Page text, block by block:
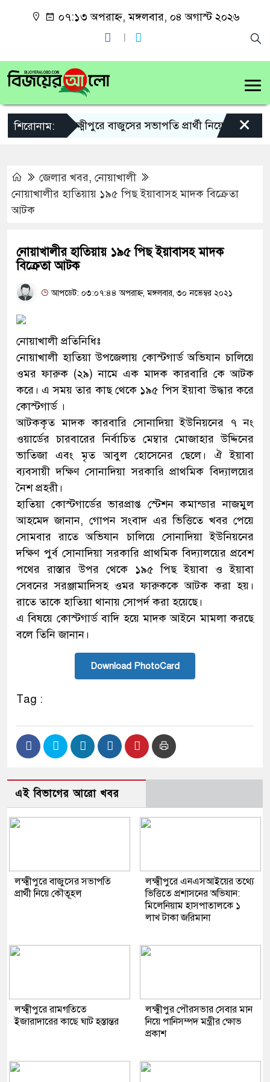
০৭:১৩ অপরাহ্ন, মঙ্গলবার, ০৪ অগাস্ট ২০২৬
শিরোনাম: লক্ষ্মীপুরে বাজুসের সভাপতি প্রার্থী নিয়ে কৌতূহল
×
জেলার খবর, নোয়াখালী
নোয়াখালীর হাতিয়ায় ১৯৫ পিছ ইয়াবাসহ মাদক বিক্রেতা
আটক
নোয়াখালীর হাতিয়ায় ১৯৫ পিছ ইয়াবাসহ মাদক
বিক্রেতা আটক
আপডেট: ০৩:০৭:৪৪ অপরাহ্ন, মঙ্গলবার, ৩০ নভেম্বর ২০২১
নোয়াখালী প্রতিনিধিঃ
নোয়াখালী হাতিয়া উপজেলায় কোস্টগার্ড অভিযান চালিয়ে
ওমর ফারুক (২৯) নামে এক মাদক কারবারি কে আটক
করে। এ সময় তার কাছ থেকে ১৯৫ পিস ইয়াবা উদ্ধার করে
কোস্টগার্ড ।
আটককৃত মাদক কারবারি সোনাদিয়া ইউনিয়নের ৭ নং
ওয়ার্ডের চারবারের নির্বাচিত মেম্বার মোজাহার উদ্দিনের
ভাতিজা এবং মৃত আবুল হোসেনের ছেলে। ঐ ইয়াবা
ব্যবসায়ী দক্ষিণ সোনাদিয়া সরকারি প্রাথমিক বিদ্যালয়ের
নৈশ প্রহরী।
হাতিয়া কোস্টগার্ডের ভারপ্রাপ্ত স্টেশন কমান্ডার নাজমুল
আহমেদ জানান, গোপন সংবাদ এর ভিত্তিতে খবর পেয়ে
সোমবার রাতে অভিযান চালিয়ে সোনাদিয়া ইউনিয়নের
দক্ষিণ পুর্ব সোনাদিয়া সরকারি প্রাথমিক বিদ্যালয়ের প্রবেশ
পথের রাস্তার উপর থেকে ১৯৫ পিছ ইয়াবা ও ইয়াবা
সেবনের সরঞ্জামাদিসহ ওমর ফারুককে আটক করা হয়।
রাতে তাকে হাতিয়া থানায় সোপর্দ করা হয়েছে।
এ বিষয়ে কোস্টগার্ড বাদি হয়ে মাদক আইনে মামলা করছে
বলে তিনি জানান।
Download PhotoCard
Tag :
এই বিভাগের আরো খবর
লক্ষ্মীপুরে বাজুসের সভাপতি
প্রার্থী নিয়ে কৌতূহল
লক্ষ্মীপুরে এনএসআইয়ের তথ্যে
ভিত্তিতে প্রশাসনের অভিযান:
মিলেনিয়াম হাসপাতালকে ১
লাখ টাকা জরিমানা
লক্ষ্মীপুরে রামগতিতে
ইজারাদারের কাছে ঘাট হস্তান্তর
লক্ষ্মীপুর পৌরসভার সেবার মান
নিয়ে পানিসম্পদ মন্ত্রীর ক্ষোভ
প্রকাশ